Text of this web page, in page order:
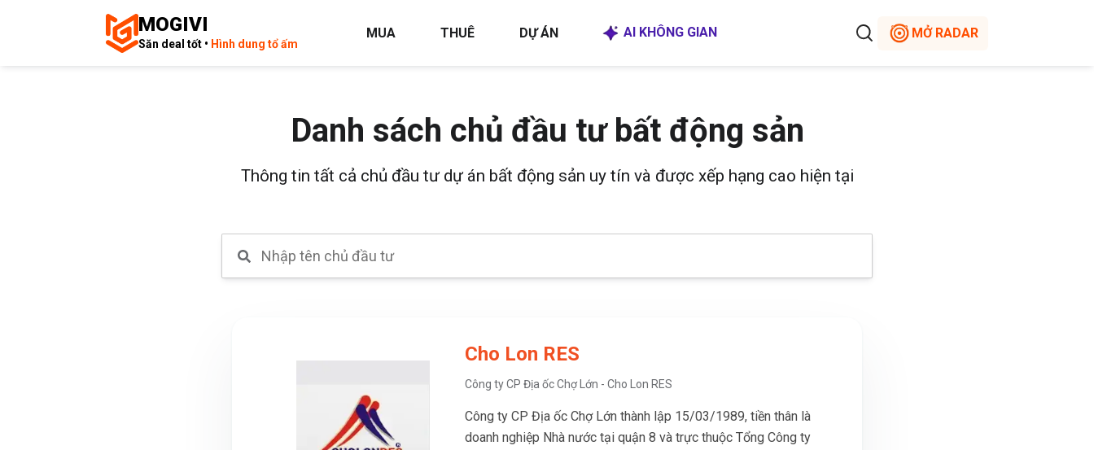
MOGIVI
Săn deal tốt • Hình dung tổ ấm
MUA THUÊ DỰ ÁN AI KHÔNG GIAN MỞ RADAR
Danh sách chủ đầu tư bất động sản
Thông tin tất cả chủ đầu tư dự án bất động sản uy tín và được xếp hạng cao hiện tại
Cho Lon RES
Công ty CP Địa ốc Chợ Lớn - Cho Lon RES
Công ty CP Địa ốc Chợ Lớn thành lập 15/03/1989, tiền thân là
doanh nghiệp Nhà nước tại quận 8 và trực thuộc Tổng Công ty